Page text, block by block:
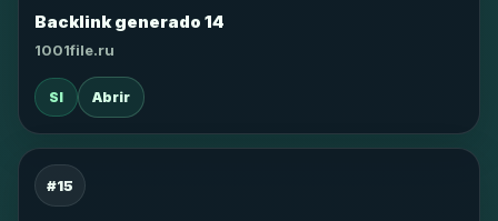
Backlink generado 14
1001file.ru
SI Abrir
#15